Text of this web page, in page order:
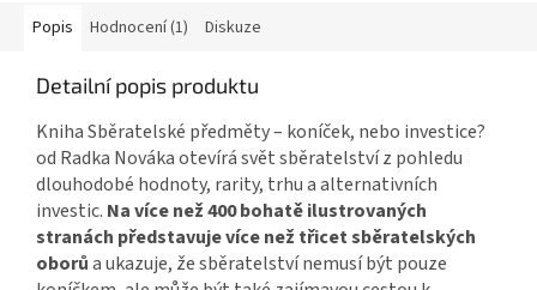
Popis Hodnocení (1) Diskuze
Detailní popis produktu
Kniha Sběratelské předměty – koníček, nebo investice?
od Radka Nováka otevírá svět sběratelství z pohledu
dlouhodobé hodnoty, rarity, trhu a alternativních
investic. Na více než 400 bohatě ilustrovaných
stranách představuje více než třicet sběratelských
oborůa ukazuje, že sběratelství nemusí být pouze